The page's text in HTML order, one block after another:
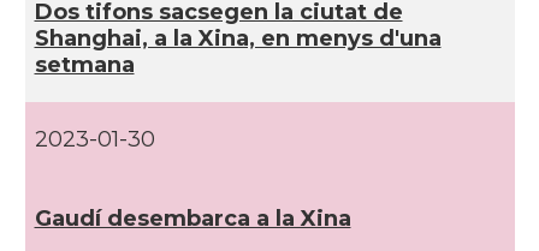
Dos tifons sacsegen la ciutat de
Shanghai, a la Xina, en menys d'una
setmana
2023-01-30
Gaudí­ desembarca a la Xina